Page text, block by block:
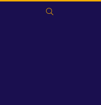
جستجو
برای: